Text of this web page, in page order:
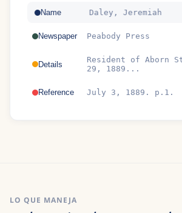
Name Daley, Jeremiah
Newspaper Peabody Press
Details
Resident of Aborn
29, 1889...
Reference July 3, 1889. p.1.
LO QUE MANEJA